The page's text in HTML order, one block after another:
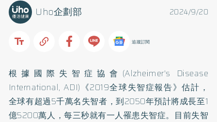
2024/9/20
Uho企劃部
追蹤訂閱
根據國際失智症協會(Alzheimer's Disease
International, ADI)《2019全球失智症報告》估計，
全球有超過5千萬名失智者，到2050年預計將成長至1
億5200萬人，每三秒就有一人罹患失智症。目前失智